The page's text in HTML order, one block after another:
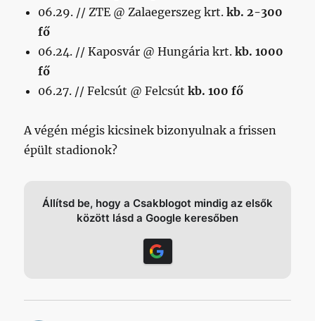
06.29. // ZTE @ Zalaegerszeg krt.kb. 2-300
fő
06.24. // Kaposvár @ Hungária krt.kb. 1000
fő
06.27. // Felcsút @ Felcsútkb. 100 fő
A végén mégis kicsinek bizonyulnak a frissen
épült stadionok?
Állítsd be, hogy a Csakblogot mindig az elsők
között lásd a Google keresőben